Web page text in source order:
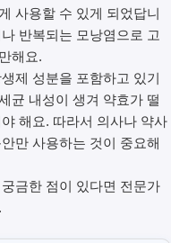
사용할 수 있게 되었답니
반복되는 모낭염으로 고
해요.
제 성분을 포함하고 있기
균 내성이 생겨 약효가 떨
해요. 따라서 의사나 약사
만 사용하는 것이 중요해
금한 점이 있다면 전문가